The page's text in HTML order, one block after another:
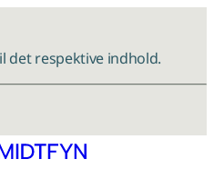
det respektive indhold.